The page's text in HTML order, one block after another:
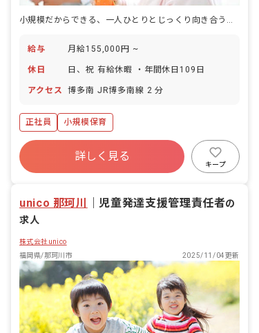
小規模だからできる、一人ひとりとじっくり向き合う保育。
給与 月給155,000円 ~
休日 日、祝 有給休暇 ・年間休日109日
アクセス 博多南 JR博多南線 2 分
正社員 小規模保育
詳しく見る
キープ
unico 那珂川 ｜児童発達支援管理責任者の
求人
株式会社unico
福岡県/那珂川市
2025/11/04更新